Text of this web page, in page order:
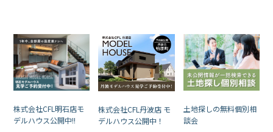
株式会社CFL明石店モ
デルハウス公開中!!
株式会社CFL丹波店 モ
デルハウス公開中！
土地探しの無料個別相
談会